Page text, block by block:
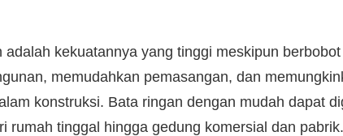
kekuatannya yang tinggi meskipun
memudahkan pemasangan, dan
konstruksi. Bata ringan dengan mudah dapat
rumah tinggal hingga gedung komersial dan pabrik.